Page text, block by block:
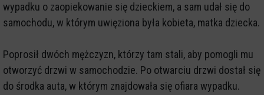
wypadku o zaopiekowanie się dzieckiem, a sam udał się do
samochodu, w którym uwięziona była kobieta, matka dziecka.
Poprosił dwóch mężczyzn, którzy tam stali, aby pomogli mu
otworzyć drzwi w samochodzie. Po otwarciu drzwi dostał się
do środka auta, w którym znajdowała się ofiara wypadku.